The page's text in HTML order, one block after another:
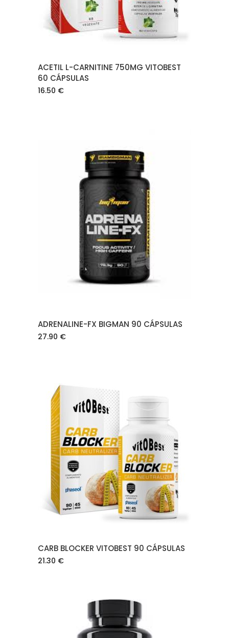
ACETIL L-CARNITINE 750MG VITOBEST
60 CÁPSULAS
16.50 €
AÑADIR AL CARRITO
ADRENALINE-FX BIGMAN 90 CÁPSULAS
27.90 €
AÑADIR AL CARRITO
CARB BLOCKER VITOBEST 90 CÁPSULAS
21.30 €